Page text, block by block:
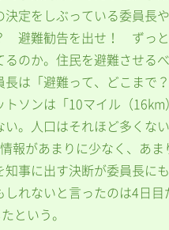
定をしぶっている委員長
避難勧告を出せ！ ずっ
のか。住民を避難させる
は「避難って、どこまで
ソンは「10マイル（
。人口はそれほど多くな
報があまりに少なく、あま
事に出す決断が委員長に
れないと言ったのは4日目
という。